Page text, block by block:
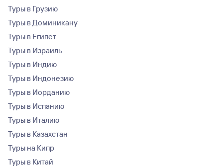
Туры в Грузию
Туры в Доминикану
Туры в Египет
Туры в Израиль
Туры в Индию
Туры в Индонезию
Туры в Иорданию
Туры в Испанию
Туры в Италию
Туры в Казахстан
Туры на Кипр
Туры в Китай